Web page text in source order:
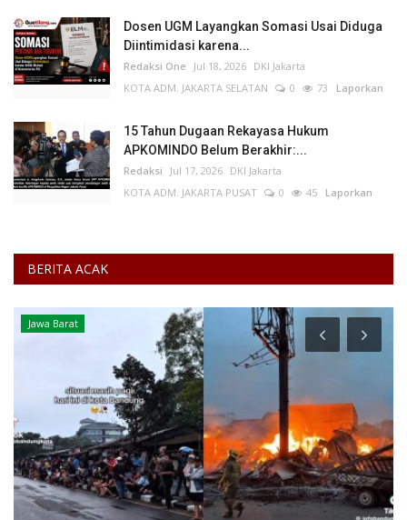
Dosen UGM Layangkan Somasi Usai Diduga
Diintimidasi karena...
Redaksi One Jul 18, 2026 DKI Jakarta
KOTA ADM. JAKARTA SELATAN
0 73 Laporkan
15 Tahun Dugaan Rekayasa Hukum
APKOMINDO Belum Berakhir:...
Redaksi Jul 17, 2026 DKI Jakarta
KOTA ADM. JAKARTA PUSAT
0 45 Laporkan
BERITA ACAK
Jawa Barat